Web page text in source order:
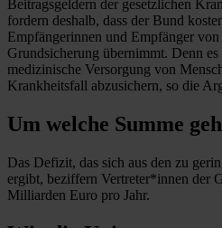
Beitragsgeldern der gesetzlichen
fordern deshalb, dass der Bund
Empfängerinnen und Empfänger
Grundsicherung übernimmt. Denn
medizinische Versorgung von
Krankheitsfall abzusichern, so die
Um welche Summe
Das Defizit, das sich aus den zu
ergibt, beziffern Vertreter*innen der
Milliarden Euro pro Jahr.